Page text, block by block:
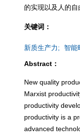
的实现以及人的自
关键词：
新质生产力; 智能
Abstract：
New quality
Marxist
productivity
productivity is a
advanced